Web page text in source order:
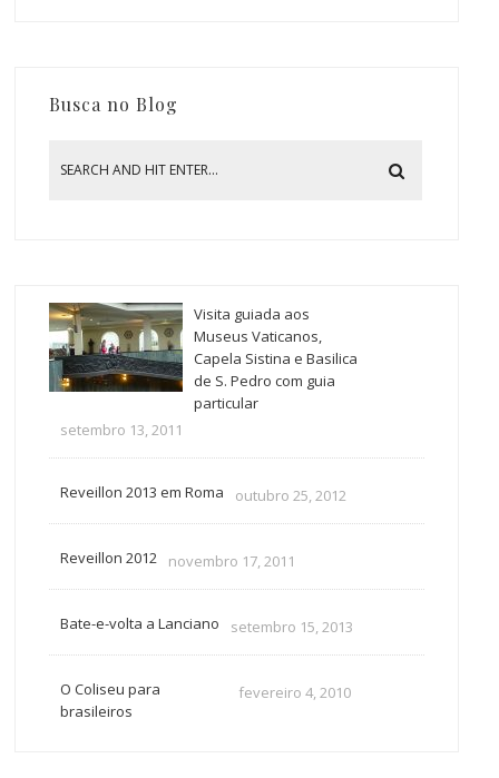
Busca no Blog
Visita guiada aos
Museus Vaticanos,
Capela Sistina e Basilica
de S. Pedro com guia
particular
setembro 13, 2011
Reveillon 2013 em Roma outubro 25, 2012
Reveillon 2012 novembro 17, 2011
Bate-e-volta a Lanciano setembro 15, 2013
O Coliseu para
brasileiros
fevereiro 4, 2010